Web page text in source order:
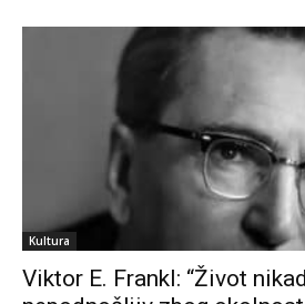
Kultura
Viktor E. Frankl: “Život